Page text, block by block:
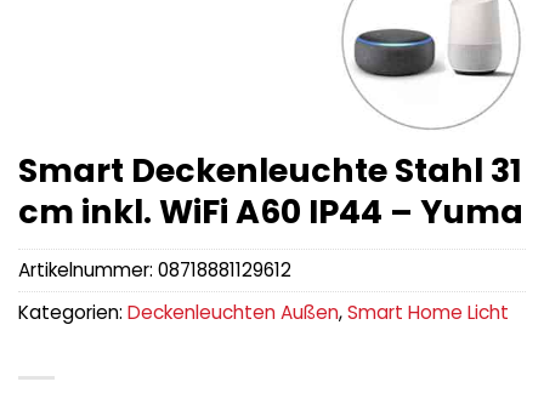
Smart Deckenleuchte Stahl 31
cm inkl. WiFi A60 IP44 – Yuma
Artikelnummer: 08718881129612
Kategorien: Deckenleuchten Außen,Smart Home Licht